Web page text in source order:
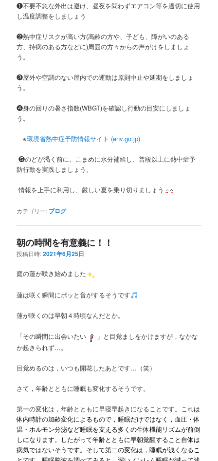
❶不要不急な外出は避け、昼夜を問わずエアコン等を適切に使用
し温度調整をしましょう
❷熱中症リスクが高い方(高齢の方や、子ども、障がいのある
方、持病のある方などに)周囲の方々からの声がけをしましょ
う。
❸屋外や空調のない屋内での運動は原則中止や延期をしましょ
う。
❹身の回りの暑さ指数(WBGT)を確認し行動の目安にしましょ
う。
※環境省熱中症予防情報サイト (env.go.jp)
❺のどが渇く前に、こまめに水分補給し、普段以上に熱中症予
防行動を実践しましょう。
情報を上手に利用し、厳しい夏を乗り切りましょう
カテゴリー: ブログ
朝の時間を有意義に！！
投稿日時:2021年6月25日
庭の蓮が咲き始めました
蓮は咲く瞬間にポッと音がするそうです
蓮が咲くのは早朝４時頃なんだとか。
「その瞬間に出会いたい
」と目覚ましをかけますが，なかな
か起きられず…。
目覚めるのは，いつも開花したあとです…（笑）
さて，年齢とともに睡眠も変化するそうです。
第一の変化は，年齢とともに早寝早起きになることです。これは
体内時計の加齢変化によるもので，睡眠だけではなく，血圧・体
温・ホルモン分泌など睡眠を支える多くの生体機能リズムが前倒
しになります。したがって年齢とともに早朝覚醒すること自体は
病気ではないそうです。そして第二の変化は，睡眠が浅くなるこ